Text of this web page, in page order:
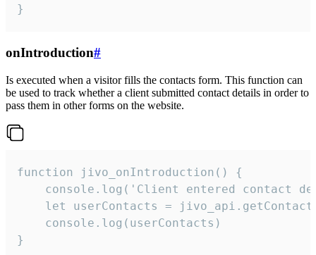
}
onIntroduction#
Is executed when a visitor fills the contacts form. This function can
be used to track whether a client submitted contact details in order to
pass them in other forms on the website.
function jivo_onIntroduction() {
console.log('Client entered contact
let userContacts =
    console.log(userContacts)
}